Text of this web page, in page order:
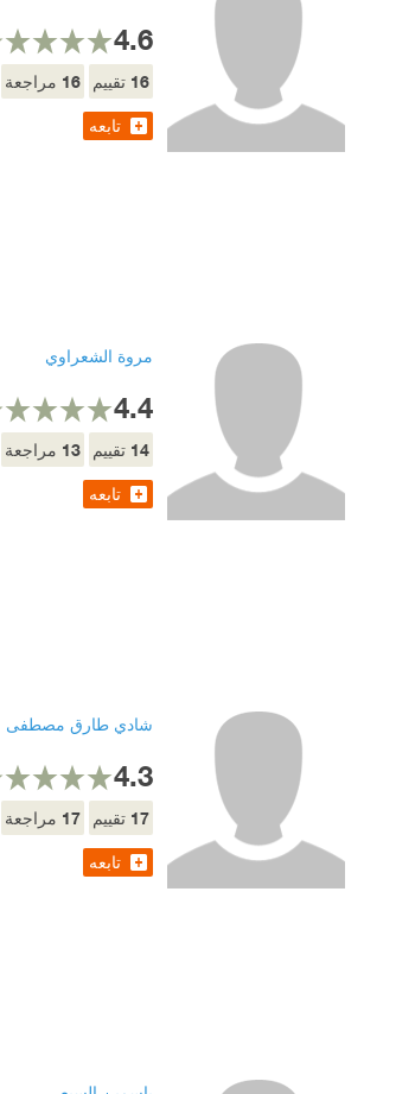
4.6
16 تقييم 16 مراجعة
تابعه
مروة الشعراوي
4.4
14 تقييم 13 مراجعة
تابعه
شادي طارق مصطفى
4.3
17 تقييم 17 مراجعة
تابعه